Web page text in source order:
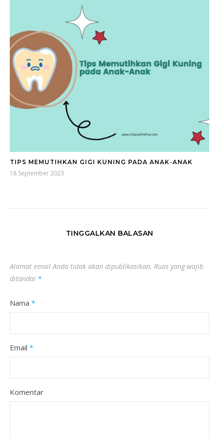
TIPS MEMUTIHKAN GIGI KUNING PADA ANAK-ANAK
18 September 2023
TINGGALKAN BALASAN
Alamat email Anda tidak akan dipublikasikan. Ruas yang wajib
ditandai *
Nama *
Email *
Komentar